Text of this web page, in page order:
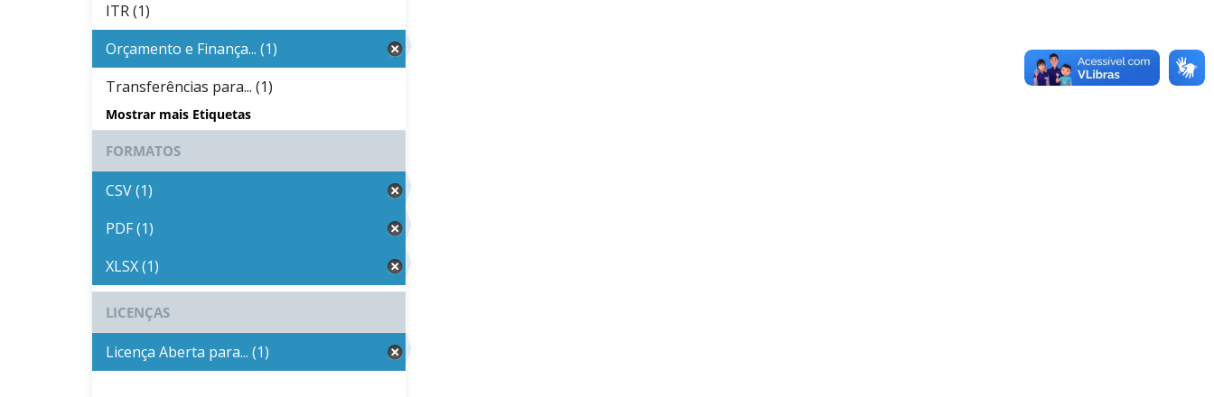
ITR (1)
Orçamento e Finança... (1)
Transferências para... (1)
Mostrar mais Etiquetas
FORMATOS
CSV (1)
PDF (1)
XLSX (1)
LICENÇAS
Licença Aberta para... (1)